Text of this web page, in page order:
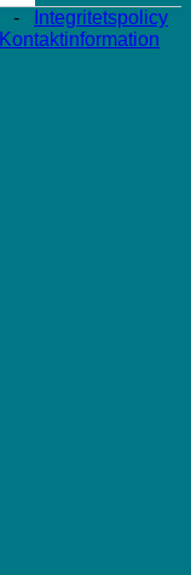
-
Integritetspolicy
Kontaktinformation